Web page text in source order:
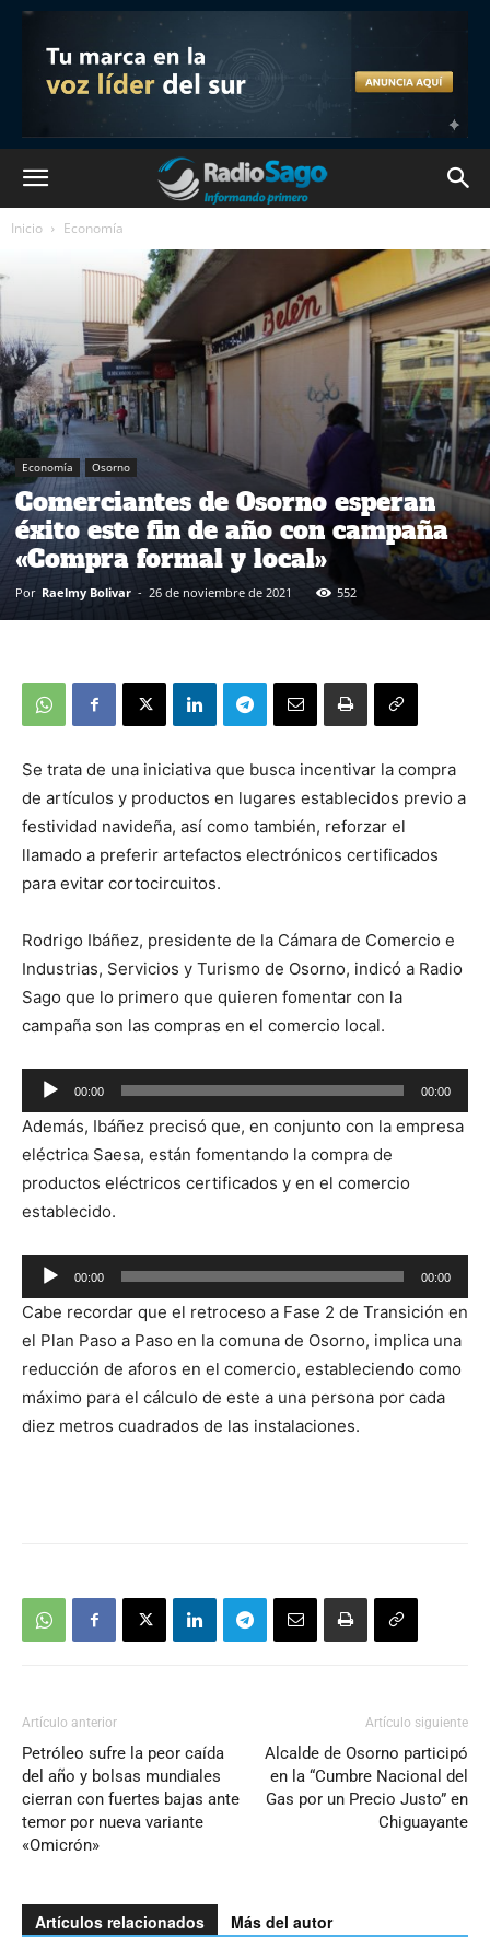
Inicio Economía
Economía Osorno
Comerciantes de Osorno esperan
éxito este fin de año con campaña
«Compra formal y local»
Por Raelmy Bolivar - 26 de noviembre de 2021 552
Se trata de una iniciativa que busca incentivar la compra
de artículos y productos en lugares establecidos previo a
festividad navideña, así como también, reforzar el
llamado a preferir artefactos electrónicos certificados
para evitar cortocircuitos.
Rodrigo Ibáñez, presidente de la Cámara de Comercio e
Industrias, Servicios y Turismo de Osorno, indicó a Radio
Sago que lo primero que quieren fomentar con la
campaña son las compras en el comercio local.
Reproductor
de
audio
00:00 00:00
Además, Ibáñez precisó que, en conjunto con la empresa
eléctrica Saesa, están fomentando la compra de
productos eléctricos certificados y en el comercio
establecido.
Reproductor
de
audio
00:00 00:00
Cabe recordar que el retroceso a Fase 2 de Transición en
el Plan Paso a Paso en la comuna de Osorno, implica una
reducción de aforos en el comercio, estableciendo como
máximo para el cálculo de este a una persona por cada
diez metros cuadrados de las instalaciones.
Artículo anterior
Petróleo sufre la peor caída
del año y bolsas mundiales
cierran con fuertes bajas ante
temor por nueva variante
«Omicrón»
Artículo siguiente
Alcalde de Osorno participó
en la “Cumbre Nacional del
Gas por un Precio Justo” en
Chiguayante
Artículos relacionados Más del autor